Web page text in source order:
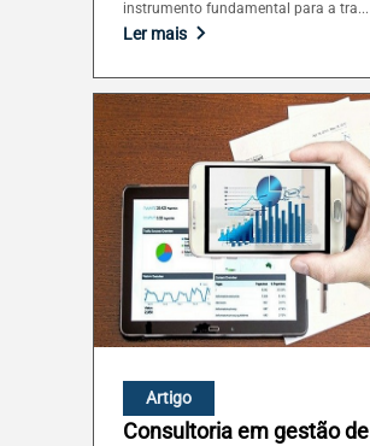
instrumento fundamental para a tra...
Ler mais
Artigo
Consultoria em gestão de